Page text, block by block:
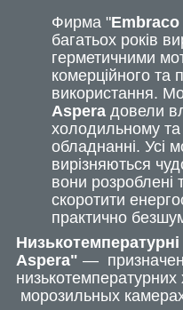
Фирма "
багатьох років
герметичними
комерційного та
використання.
Aspera довели
холодильному
обладнанні. Усі
вирізняються
вони
скоротити
практично
Aspera" —
морозильных